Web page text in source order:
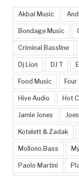
Akbal Music
Bondage Music
Criminal Bassline
Dj Lion DJ T
Food Music
Hive Audio Hot
Jamie Jones
Kotelett & Zadak
Mollono.Bass
Paolo Martini